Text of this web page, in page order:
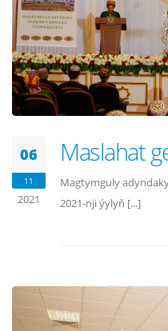
06
11
2021
Maslahat
Magtymguly
2021-nji ýylyň [...]